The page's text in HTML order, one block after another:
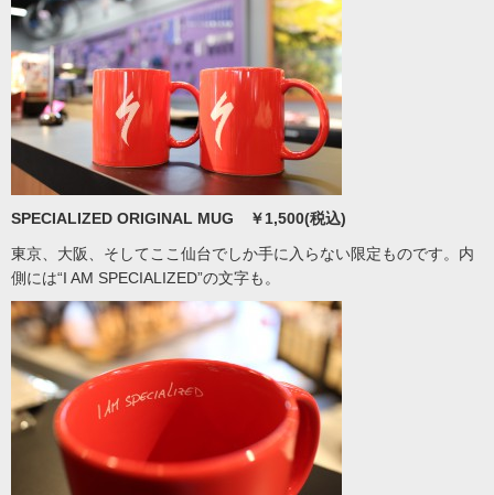
SPECIALIZED ORIGINAL MUG ￥1,500(税込)
東京、大阪、そしてここ仙台でしか手に入らない限定ものです。内
側には“I AM SPECIALIZED”の文字も。